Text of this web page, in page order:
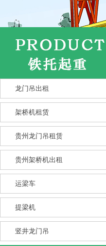
龙门吊出租
架桥机租赁
贵州龙门吊租赁
贵州架桥机出租
运梁车
提梁机
竖井龙门吊